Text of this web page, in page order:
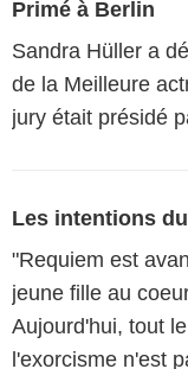
Primé à Berlin
Sandra Hüller a
de la Meilleure
jury était présidé
Les intentions
"Requiem est
jeune fille au
Aujourd'hui, tout
l'exorcisme n'est